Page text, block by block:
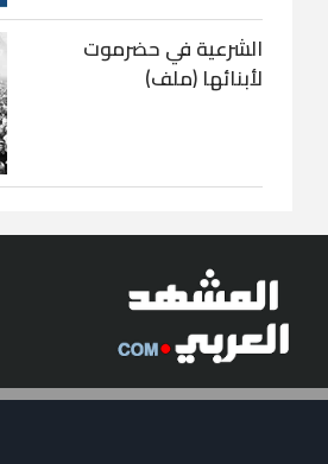
الشرعية في حضرموت
لأبنائها (ملف)